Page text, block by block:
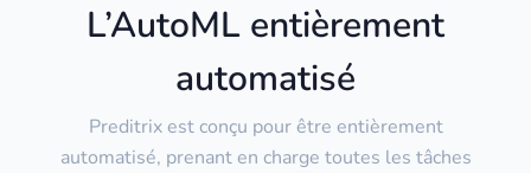
L’AutoML entièrement
automatisé
Preditrix est conçu pour être entièrement
automatisé, prenant en charge toutes les tâches